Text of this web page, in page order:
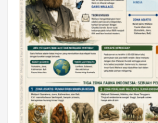
Jumat, 10 Jul 2026 19:01